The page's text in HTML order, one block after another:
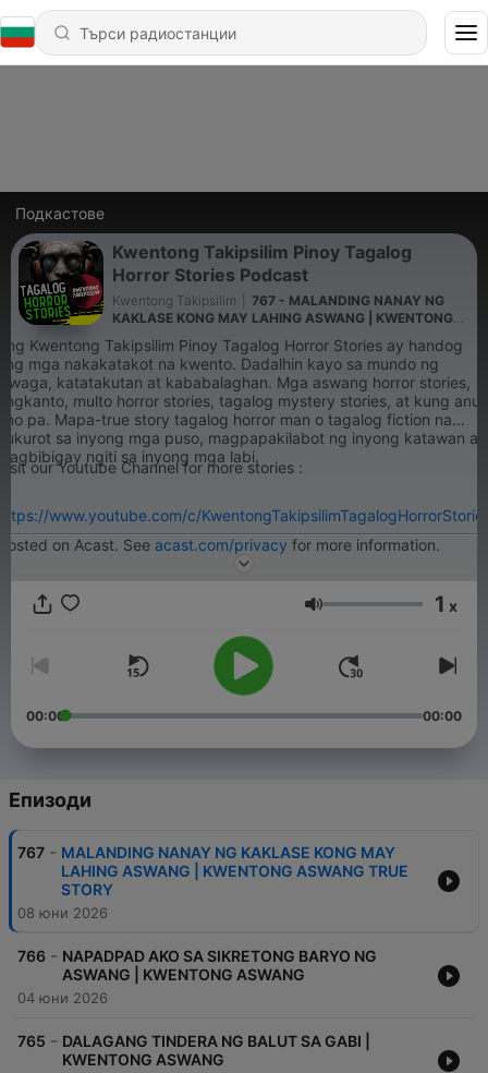
Подкастове
Kwentong Takipsilim Pinoy Tagalog
Horror Stories Podcast
Kwentong Takipsilim
767 - MALANDING NANAY NG
KAKLASE KONG MAY LAHING ASWANG | KWENTONG
ASWANG TRUE STORY
Kwentong Takipsilim Pinoy Tagalog Horror Stories ay handog
mga nakakatakot na kwento. Dadalhin kayo sa mundo ng
katatakutan at kababalaghan. Mga aswang horror stories,
multo horror stories, tagalog mystery stories, at kung anu-
pa. Mapa-true story tagalog horror man o tagalog fiction na
sa inyong mga puso, magpapakilabot ng inyong katawan at
ngiti sa inyong mga labi.
our Youtube Channel for more stories :
www.youtube.com/c/KwentongTakipsilimTagalogHorrorStorie
on Acast. See acast.com/privacy for more information.
Сила на звука
1 x
00:00 00:00
Епизоди
767 - MALANDING NANAY NG KAKLASE KONG MAY
LAHING ASWANG | KWENTONG ASWANG TRUE
STORY
08 юни 2026
766 - NAPADPAD AKO SA SIKRETONG BARYO NG
ASWANG | KWENTONG ASWANG
04 юни 2026
765 - DALAGANG TINDERA NG BALUT SA GABI |
KWENTONG ASWANG